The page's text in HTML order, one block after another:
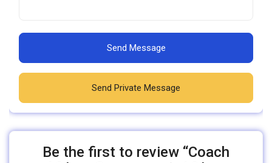
Send Message
Send Private Message
Be the first to review “Coach